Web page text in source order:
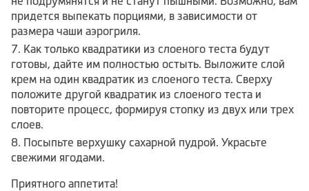
придется выпекать порциями, в зависимости от
размера чаши аэрогриля.
Как только квадратики из слоеного теста будут
готовы, дайте им полностью остыть. Выложите слой
крем на один квадратик из слоеного теста. Сверху
положите другой квадратик из слоеного теста и
повторите процесс, формируя стопку из двух или трех
слоев.
Посыпьте верхушку сахарной пудрой. Украсьте
свежими ягодами.
Приятного аппетита!